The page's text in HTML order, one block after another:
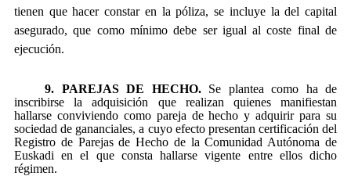
tienen que hacer constar en la póliza, se incluye la del capital
asegurado, que como mínimo debe ser igual al coste final de
ejecución.
9. PAREJAS DE HECHO.Se plantea como ha de
inscribirse la adquisición que realizan quienes manifiestan
hallarse conviviendo como pareja de hecho y adquirir para su
sociedad de gananciales, a cuyo efecto presentan certificación del
Registro de Parejas de Hecho de la Comunidad Autónoma de
Euskadi en el que consta hallarse vigente entre ellos dicho
régimen.